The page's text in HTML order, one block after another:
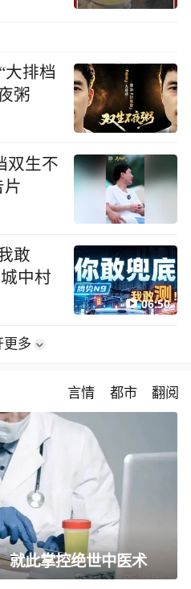
大排档
粥
双生不
片
敢
中村
06:50
更多
言情 都市 翻阅
就此掌控绝世中医术